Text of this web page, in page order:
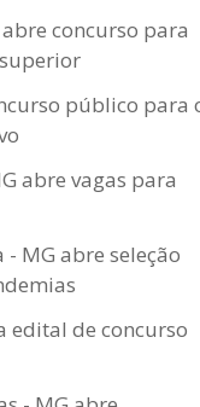
concurso para
público para
abre vagas para
MG abre seleção
edital de concurso